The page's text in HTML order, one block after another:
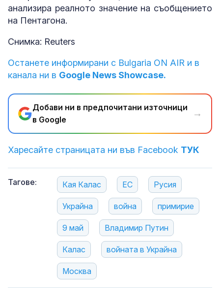
анализира реалното значение на съобщението
на Пентагона.
Снимка: Reuters
Останете информирани с Bulgaria ON AIR и в
канала ни в Google News Showcase.
Добави ни в предпочитани източници
в Google
→
Харесайте страницата ни във Facebook ТУК
Тагове: Кая Калас ЕС Русия
Украйна война примирие
9 май Владимир Путин
Калас войната в Украйна
Москва